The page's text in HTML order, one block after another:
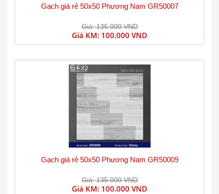
Gạch giá rẻ 50x50 Phương Nam GR50007
Giá: 135.000 VND
Giá KM: 100.000 VND
Gạch giá rẻ 50x50 Phương Nam GR50009
Giá: 135.000 VND
Giá KM: 100.000 VND